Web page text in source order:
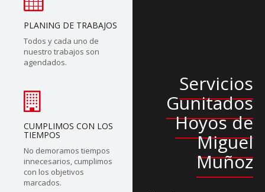
PLANING DE TRABAJOS
Todos y cada uno de
nuestro trabajos son
agendados.
CUMPLIMOS CON LOS
TIEMPOS
No demoramos tiempos
innecesarios, cumplimos
con los objetivos
marcados.
Servicios
Gunitados
Hoyos de
Miguel
Muñoz